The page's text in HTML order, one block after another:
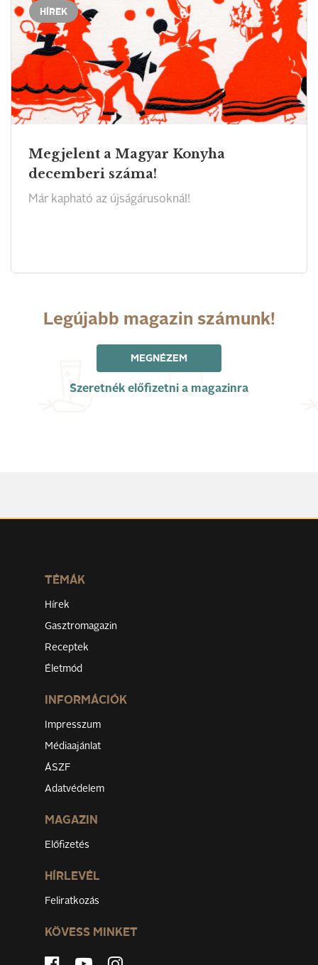
HÍREK
Megjelent a Magyar Konyha
decemberi száma!
Már kapható az újságárusoknál!
Legújabb magazin számunk!
MEGNÉZEM
Szeretnék előfizetni a magazinra
TÉMÁK
Hírek
Gasztromagazin
Receptek
Életmód
INFORMÁCIÓK
Impresszum
Médiaajánlat
ÁSZF
Adatvédelem
MAGAZIN
Előfizetés
HÍRLEVÉL
Feliratkozás
KÖVESS MINKET